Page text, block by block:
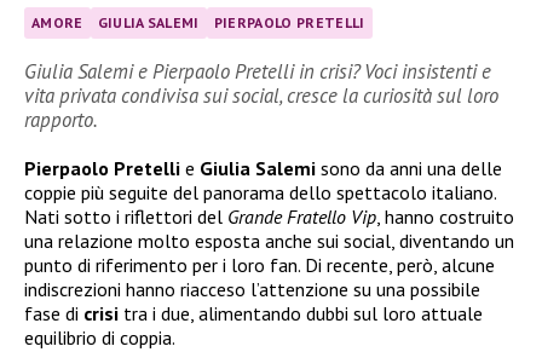
AMORE GIULIA SALEMI PIERPAOLO PRETELLI
Giulia Salemi e Pierpaolo Pretelli in crisi? Voci insistenti e
vita privata condivisa sui social, cresce la curiosità sul loro
rapporto.
Pierpaolo Pretelli e Giulia Salemi sono da anni una delle
coppie più seguite del panorama dello spettacolo italiano.
Nati sotto i riflettori del Grande Fratello Vip, hanno costruito
una relazione molto esposta anche sui social, diventando un
punto di riferimento per i loro fan. Di recente, però, alcune
indiscrezioni hanno riacceso l’attenzione su una possibile
fase di crisi tra i due, alimentando dubbi sul loro attuale
equilibrio di coppia.